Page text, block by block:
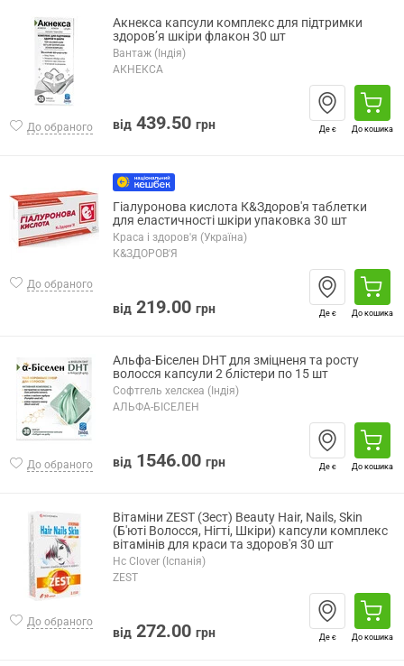
До обраного
Акнекса капсули комплекс для підтримки
здоров’я шкіри флакон 30 шт
Вантаж (Індія)
АКНЕКСА
від 439.50 грн Де є До кошика
До обраного
Гіалуронова кислота К&Здоров'я таблетки
для еластичності шкіри упаковка 30 шт
Краса і здоров'я (Україна)
К&ЗДОРОВ'Я
від 219.00 грн Де є До кошика
До обраного
Альфа-Біселен DHT для зміцненя та росту
волосся капсули 2 блістери по 15 шт
Софтгель хелскеа (Індія)
АЛЬФА-БІСЕЛЕН
від 1546.00 грн Де є До кошика
До обраного
Вітаміни ZEST (Зест) Beauty Hair, Nails, Skin
(Б'юті Волосся, Нігті, Шкіри) капсули комплекс
вітамінів для краси та здоров'я 30 шт
Hc Clover (Іспанія)
ZEST
від 272.00 грн Де є До кошика